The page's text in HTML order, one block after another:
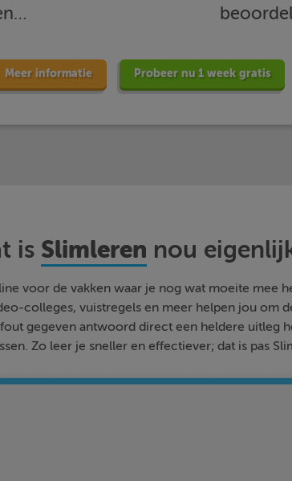
Meer informatie Probeer nu 1 week gratis
is Slimleren nou
voor de vakken waar je nog wat moeite mee
colleges, vuistregels en meer helpen jou om
gegeven antwoord direct een heldere uitleg
Zo leer je sneller en effectiever; dat is pas